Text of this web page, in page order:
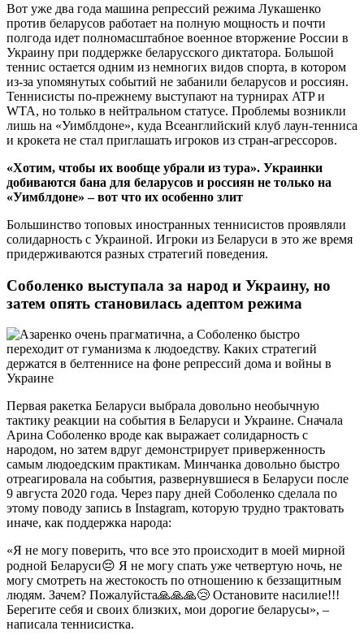
Вот уже два года машина репрессий режима Лукашенко
против беларусов работает на полную мощность и почти
полгода идет полномасштабное военное вторжение России в
Украину при поддержке беларусского диктатора. Большой
теннис остается одним из немногих видов спорта, в котором
из-за упомянутых событий не забанили беларусов и россиян.
Теннисисты по-прежнему выступают на турнирах ATP и
WTA, но только в нейтральном статусе. Проблемы возникли
лишь на «Уимблдоне», куда Всеанглийский клуб лаун-тенниса
и крокета не стал приглашать игроков из стран-агрессоров.
«Хотим, чтобы их вообще убрали из тура». Украинки
добиваются бана для беларусов и россиян не только на
«Уимблдоне» – вот что их особенно злит
Большинство топовых иностранных теннисистов проявляли
солидарность с Украиной. Игроки из Беларуси в это же время
придерживаются разных стратегий поведения.
Соболенко выступала за народ и Украину, но
затем опять становилась адептом режима
Первая ракетка Беларуси выбрала довольно необычную
тактику реакции на события в Беларуси и Украине. Сначала
Арина Соболенко вроде как выражает солидарность с
народом, но затем вдруг демонстрирует приверженность
самым людоедским практикам. Минчанка довольно быстро
отреагировала на события, развернувшиеся в Беларуси после
9 августа 2020 года. Через пару дней Соболенко сделала по
этому поводу запись в Instagram, которую трудно трактовать
иначе, как поддержка народа:
«Я не могу поверить, что все это происходит в моей мирной
родной Беларуси😔 Я не могу спать уже четвертую ночь, не
могу смотреть на жестокость по отношению к беззащитным
людям. Зачем? Пожалуйста🙏🙏🙏😢 Остановите насилие!!!
Берегите себя и своих близких, мои дорогие беларусы», –
написала теннисистка.